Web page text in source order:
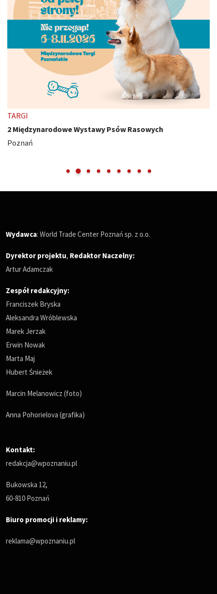
TARGI
2 Międzynarodowe Wystawy Psów Rasowych
Poznań
Wydawca: World Trade Center Poznań sp. z o.o.
Dyrektor projektu, Redaktor Naczelny:
Artur Adamczak
Zespół redakcyjny:
Franciszek Bryska
Aleksandra Wróblewska
Marek Jerzak
Erwin Nowak
Marta Maj
Hubert Śnieżek
Marcin Melanowicz (foto)
Anna Pohorielova (grafika)
Kontakt:
redakcja@wpoznaniu.pl
Bukowska 12,
60-810 Poznań
Biuro promocji i reklamy:
reklama@wpoznaniu.pl